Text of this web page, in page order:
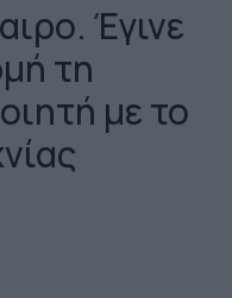
Έγινε
τη
με το